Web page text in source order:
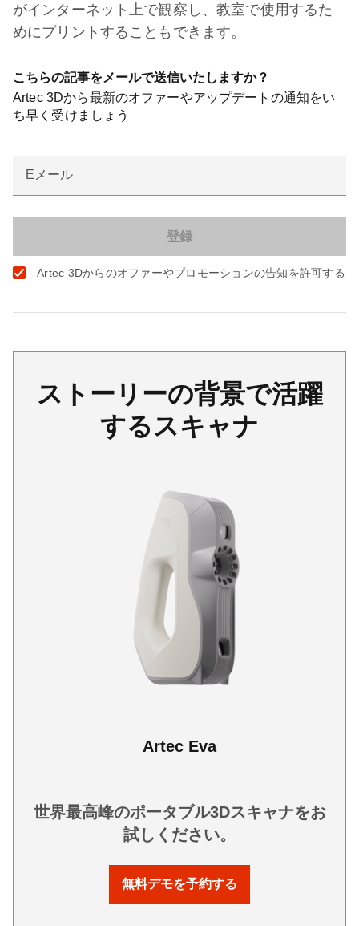
がインターネット上で観察し、教室で使用するた
めにプリントすることもできます。
こちらの記事をメールで送信いたしますか？
Artec 3Dから最新のオファーやアップデートの通知をい
ち早く受けましょう
Eメール
Artec 3Dからのオファーやプロモーションの告知を許可する
ストーリーの背景で活躍
するスキャナ
Artec Eva
世界最高峰のポータブル3Dスキャナをお
試しください。
無料デモを予約する